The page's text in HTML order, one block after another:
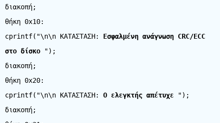
διακοπή;
θήκη 0x10:
cprintf("\n\n ΚΑΤΑΣΤΑΣΗ: Εσφαλμένη ανάγνωση CRC/ECC
στο δίσκο ");
διακοπή;
θήκη 0x20:
cprintf("\n\n ΚΑΤΑΣΤΑΣΗ: Ο ελεγκτής απέτυχε ");
διακοπή;